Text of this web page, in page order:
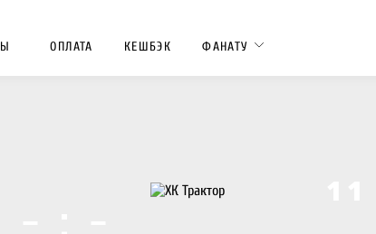
ОПЛАТА КЕШБЭК ФАНАТУ